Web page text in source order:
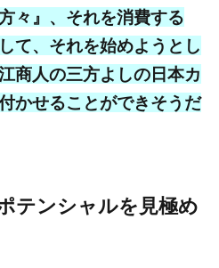
々』、それを消費する
て、それを始めようとし
商人の三方よしの日本カ
かせることができそうだ
テンシャルを見極め